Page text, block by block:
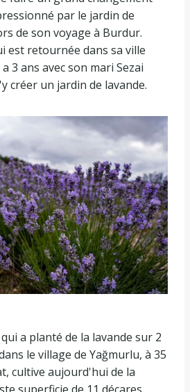
par le jardin de
de son voyage à Burdur.
est retournée dans sa ville
3 ans avec son mari Sezai
créer un jardin de lavande.
a planté de la lavande sur 2
le village de Yağmurlu, à 35
cultive aujourd'hui de la